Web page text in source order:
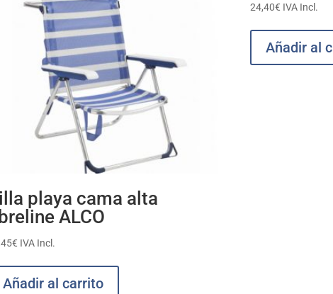
playa cama alta
ALCO
€ IVA Incl.
Añadir al carrito
24,40€ IVA Incl.
Añadir al